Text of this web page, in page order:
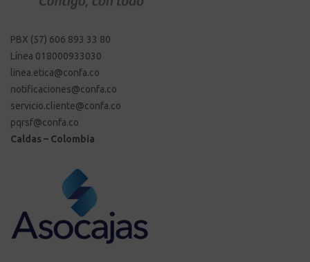
PBX (57) 606 893 33 80
Línea 018000933030
linea.etica@confa.co
notificaciones@confa.co
servicio.cliente@confa.co
pqrsf@confa.co
Caldas – Colombia